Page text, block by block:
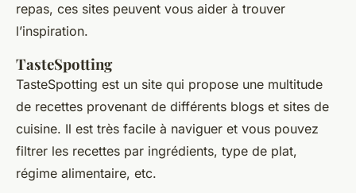
repas, ces sites peuvent vous aider à trouver
l’inspiration.
TasteSpotting
TasteSpotting est un site qui propose une multitude
de recettes provenant de différents blogs et sites de
cuisine. Il est très facile à naviguer et vous pouvez
filtrer les recettes par ingrédients, type de plat,
régime alimentaire, etc.